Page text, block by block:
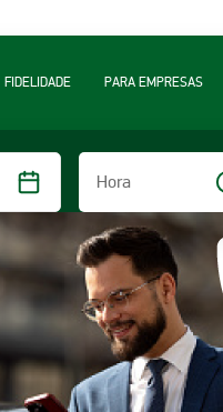
FIDELIDADE PARA EMPRESAS
Hora